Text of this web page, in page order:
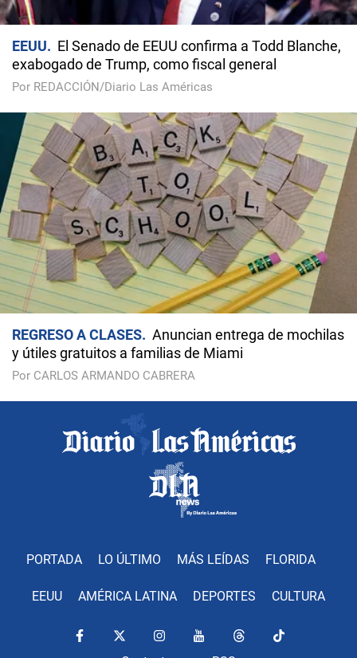
EEUU
El Senado de EEUU confirma a Todd Blanche,
exabogado de Trump, como fiscal general
Por REDACCIÓN/Diario Las Américas
REGRESO A CLASES
Anuncian entrega de mochilas
y útiles gratuitos a familias de Miami
Por CARLOS ARMANDO CABRERA
PORTADA LO ÚLTIMO MÁS LEÍDAS FLORIDA
EEUU AMÉRICA LATINA DEPORTES CULTURA